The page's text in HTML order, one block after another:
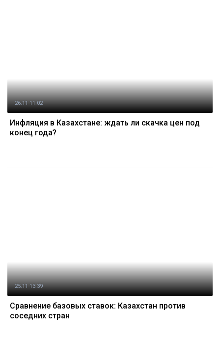
26.11 11:02
Инфляция в Казахстане: ждать ли скачка цен под
конец года?
25.11 13:39
Сравнение базовых ставок: Казахстан против
соседних стран